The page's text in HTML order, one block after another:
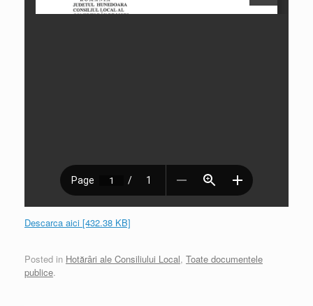
Descarca aici [432.38 KB]
Posted in Hotărâri ale Consiliului Local, Toate documentele
publice.